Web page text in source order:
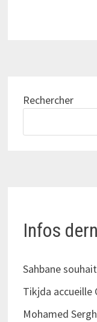
Rechercher
Infos
Sahbane
Tikjda accueille
Mohamed